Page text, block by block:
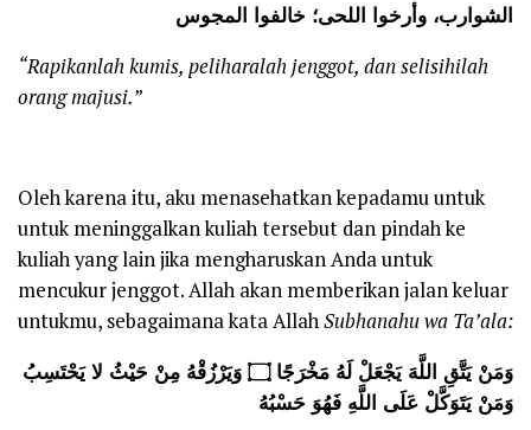
الشوارب، وأرخوا اللحى؛ خالفوا المجوس
“Rapikanlah kumis, peliharalah jenggot, dan selisihilah
orang majusi.”
Oleh karena itu, aku menasehatkan kepadamu untuk
untuk meninggalkan kuliah tersebut dan pindah ke
kuliah yang lain jika mengharuskan Anda untuk
mencukur jenggot. Allah akan memberikan jalan keluar
untukmu, sebagaimana kata AllahSubhanahu wa Ta’ala:
وَمَنْ يَتَّقِ اللَّهَ يَجْعَلْ لَهُ مَخْرَجًا ۝ وَيَرْزُقْهُ مِنْ حَيْثُ لا يَحْتَسِبُ
وَمَنْ يَتَوَكَّلْ عَلَى اللَّهِ فَهُوَ حَسْبُهُ